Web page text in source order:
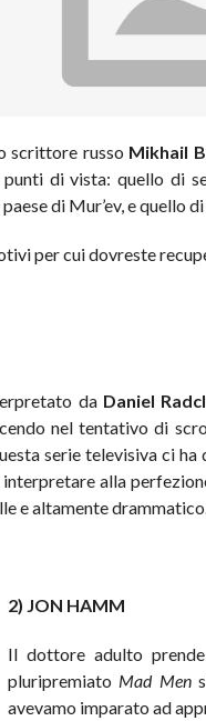
scrittore russo Mikhail
di vista: quello di
di Mur’ev, e quello
per cui dovreste
da Daniel
nel tentativo di
serie televisiva ci
alla
e altamente
2) JON HAMM
Il dottore adulto
pluripremiato Mad Men
avevamo imparato ad